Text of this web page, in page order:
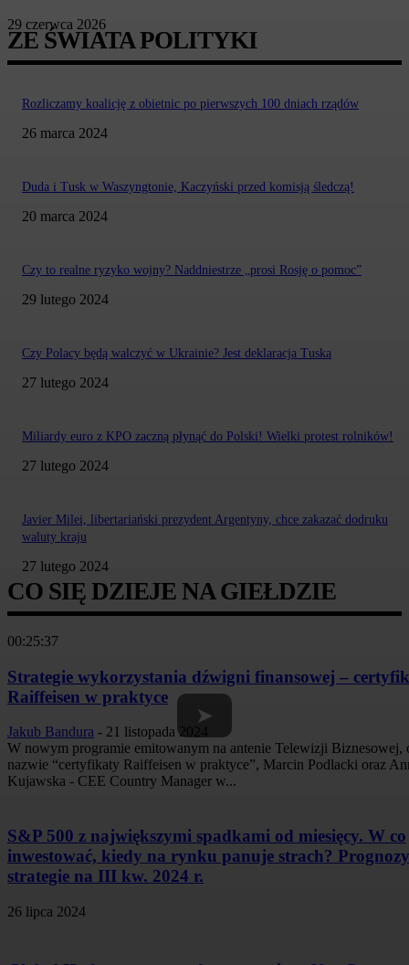
29 czerwca 2026
ZE ŚWIATA POLITYKI
Rozliczamy koalicję z obietnic po pierwszych 100 dniach rządów
26 marca 2024
Duda i Tusk w Waszyngtonie, Kaczyński przed komisją śledczą!
20 marca 2024
Czy to realne ryzyko wojny? Naddniestrze „prosi Rosję o pomoc”
29 lutego 2024
Czy Polacy będą walczyć w Ukrainie? Jest deklaracja Tuska
27 lutego 2024
Miliardy euro z KPO zaczną płynąć do Polski! Wielki protest rolników!
27 lutego 2024
Javier Milei, libertariański prezydent Argentyny, chce zakazać dodruku
waluty kraju
27 lutego 2024
CO SIĘ DZIEJE NA GIEŁDZIE
00:25:37
Strategie wykorzystania dźwigni finansowej –
Raiffeisen w praktyce
Jakub Bandura - 21 listopada 2024
W nowym programie emitowanym na antenie Telewizji Biznesowej,
nazwie “certyfikaty Raiffeisen w praktyce”, Marcin Podlacki oraz
Kujawska - CEE Country Manager w...
S&P 500 z największymi spadkami od miesięcy. W co
inwestować, kiedy na rynku panuje strach?
strategie na III kw. 2024 r.
26 lipca 2024
➤